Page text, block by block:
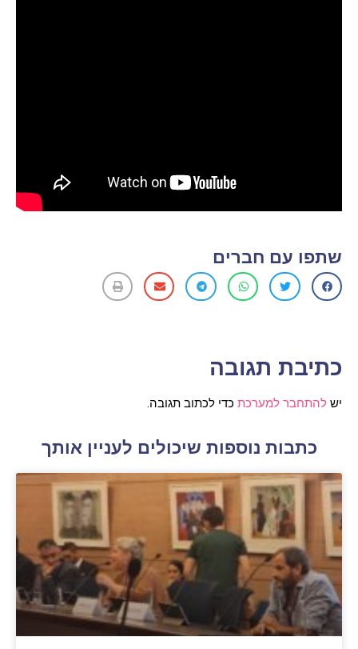
שתפו עם חברים
כתיבת תגובה
יש להתחבר למערכת כדי לכתוב תגובה.
כתבות נוספות שיכולים לעניין אותך